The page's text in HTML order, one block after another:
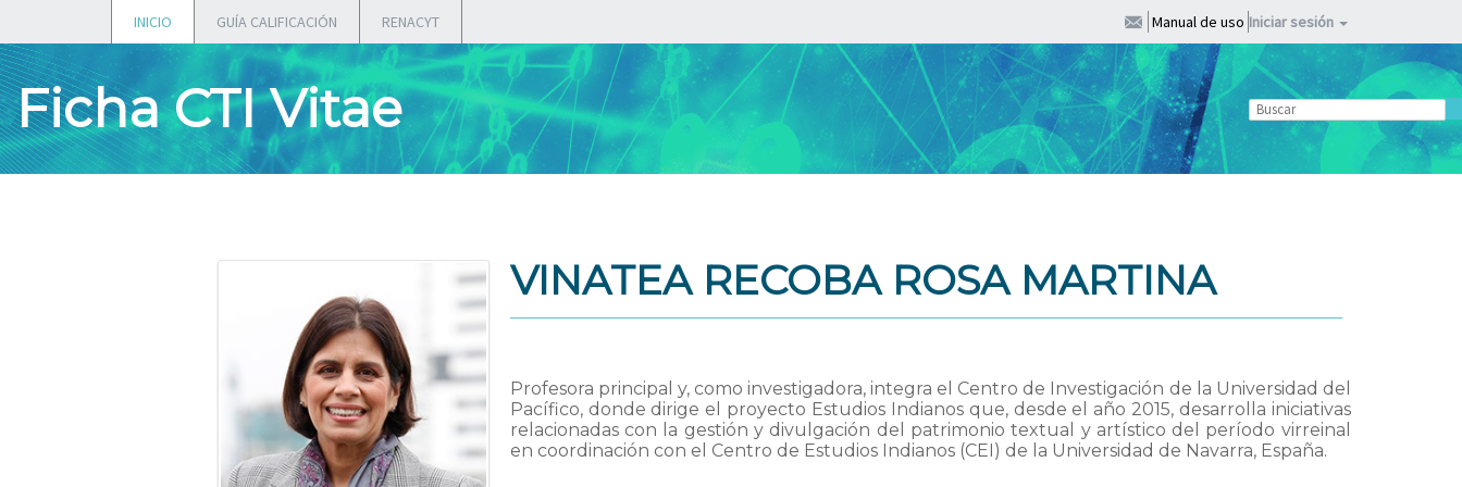
INICIO GUÍA CALIFICACIÓN RENACYT Manual de uso Iniciar sesión
Ficha CTI Vitae
VINATEA RECOBA ROSA MARTINA
Profesora principal y, como investigadora, integra el Centro de Investigación de la Universidad del
Pacífico, donde dirige el proyecto Estudios Indianos que, desde el año 2015, desarrolla iniciativas
relacionadas con la gestión y divulgación del patrimonio textual y artístico del período virreinal
en coordinación con el Centro de Estudios Indianos (CEI) de la Universidad de Navarra, España.